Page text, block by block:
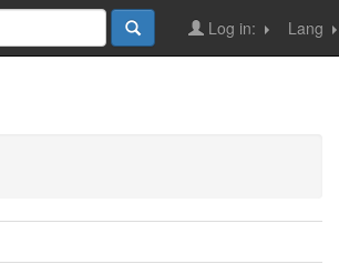
Lang
Log in: